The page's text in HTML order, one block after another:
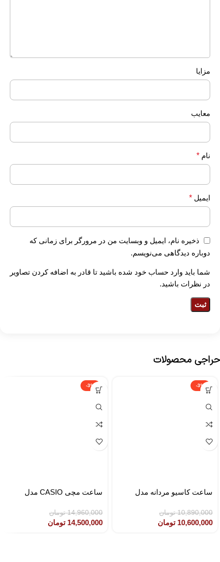
مزایا
معایب
نام *
ایمیل *
ذخیره نام، ایمیل و وبسایت من در مرورگر برای زمانی که
دوباره دیدگاهی می‌نویسم.
شما باید وارد حساب خود شده باشید تا قادر به اضافه کردن تصاویر
در نظرات باشید.
حراجی محصولات
-3%
ساعت کاسیو مردانه مدل
10,890,000 تومان
10,600,000 تومان
-3%
ساعت مچی CASIO مدل
14,960,000 تومان
14,500,000 تومان